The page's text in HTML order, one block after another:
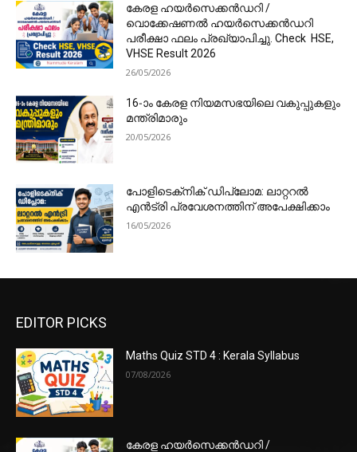
കേരള ഹയർസെക്കൻഡറി /
വൊക്കേഷണൽ ഹയർസെക്കൻഡറി
പരീക്ഷാ ഫലം പ്രഖ്യാപിച്ചു. Check HSE,
VHSE Result 2026
26/05/2026
16-ാം കേരള നിയമസഭയിലെ വകുപ്പുകളും
മന്ത്രിമാരും
20/05/2026
പോളിടെക്‌നിക് ഡിപ്ലോമ: ലാറ്ററൽ
എൻട്രി പ്രവേശനത്തിന് അപേക്ഷിക്കാം
16/05/2026
EDITOR PICKS
Maths Quiz STD 4 : Kerala Syllabus
07/08/2026
കേരള ഹയർസെക്കൻഡറി /